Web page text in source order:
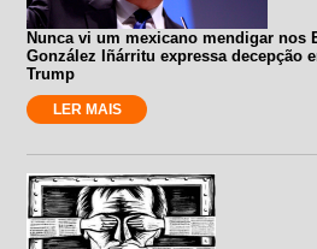
Nunca vi um mexicano mendigar nos
González Iñárritu expressa decepção
Trump
LER MAIS